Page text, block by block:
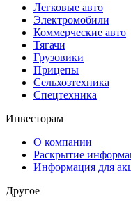
Легковые авто
Электромобили
Коммерческие авто
Тягачи
Грузовики
Прицепы
Сельхозтехника
Спецтехника
Инвесторам
О компании
Раскрытие
Информация для
Другое